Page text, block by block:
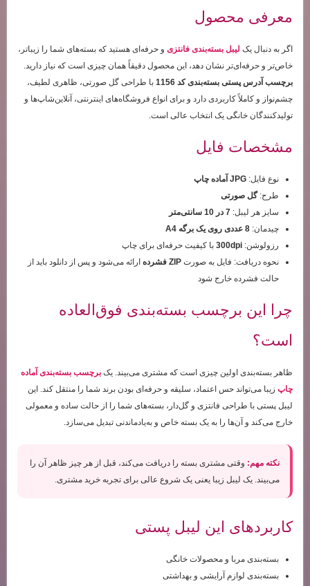
معرفی محصول
اگر به دنبال یک لیبل بسته‌بندی فانتزی و حرفه‌ای هستید که بسته‌های شما را زیباتر،
خاص‌تر و حرفه‌ای‌تر نشان دهد، این محصول دقیقاً همان چیزی است که نیاز دارید.
برچسب آدرس پستی بسته‌بندی کد 1156
با طراحی گل صورتی، ظاهری لطیف،
چشم‌نواز و کاملاً کاربردی دارد و برای انواع فروشگاه‌های اینترنتی، آنلاین‌شاپ‌ها و
تولیدکنندگان خانگی یک انتخاب عالی است.
مشخصات فایل
نوع فایل: JPG آماده چاپ
طرح:گل صورتی
سایز هر لیبل: 7 در 10 سانتی‌متر
چیدمان: 8 عددی روی یک برگه A4
رزولوشن: 300dpi با کیفیت حرفه‌ای برای چاپ
نحوه دریافت: فایل به صورت ZIP فشرده
ارائه می‌شود و پس از دانلود باید از
حالت فشرده خارج شود
چرا این برچسب بسته‌بندی فوق‌العاده
است؟
ظاهر بسته‌بندی اولین چیزی است که مشتری می‌بیند. یک برچسب بسته‌بندی آماده
چاپ زیبا می‌تواند حس اعتماد، سلیقه و حرفه‌ای بودن برند شما را منتقل کند. این
لیبل پستی با طراحی فانتزی و گل‌دار، بسته‌های شما را از حالت ساده و معمولی
خارج می‌کند و آن‌ها را به یک بسته خاص و به‌یادماندنی تبدیل می‌سازد.
نکته مهم: وقتی مشتری بسته را دریافت می‌کند، قبل از هر چیز ظاهر آن را
می‌بیند. یک لیبل زیبا یعنی یک شروع عالی برای تجربه خرید مشتری.
کاربردهای این لیبل پستی
بسته‌بندی مربا و محصولات خانگی
بسته‌بندی لوازم آرایشی و بهداشتی